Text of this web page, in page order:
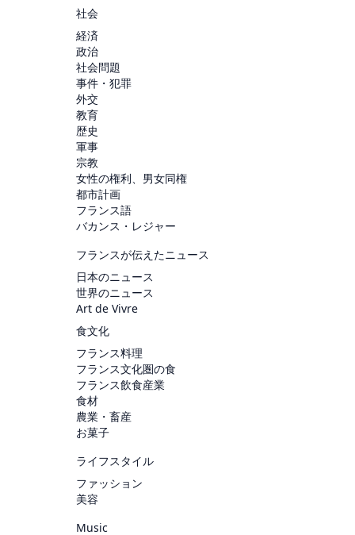
社会
経済
政治
社会問題
事件・犯罪
外交
教育
歴史
軍事
宗教
女性の権利、男女同権
都市計画
フランス語
バカンス・レジャー
フランスが伝えたニュース
日本のニュース
世界のニュース
Art de Vivre
食文化
フランス料理
フランス文化圏の食
フランス飲食産業
食材
農業・畜産
お菓子
ライフスタイル
ファッション
美容
Music